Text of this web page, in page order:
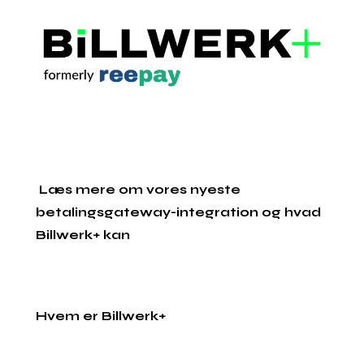
Læs mere om vores nyeste
betalingsgateway-integration og hvad
Billwerk+ kan
Hvem er Billwerk+